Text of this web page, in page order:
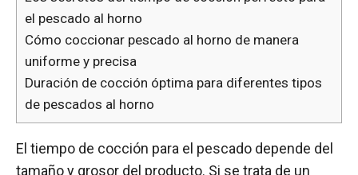
el pescado al horno
Cómo coccionar pescado al horno de manera
uniforme y precisa
Duración de cocción óptima para diferentes tipos
de pescados al horno
El tiempo de cocción para el pescado depende del
tamaño y grosor del producto. Si se trata de un